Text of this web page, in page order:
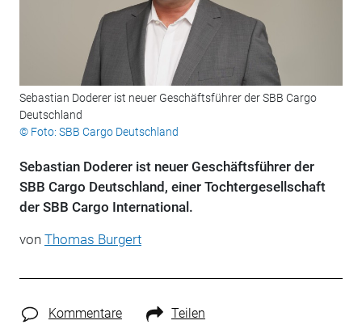
Sebastian Doderer ist neuer Geschäftsführer der SBB Cargo
Deutschland
© Foto: SBB Cargo Deutschland
Sebastian Doderer ist neuer Geschäftsführer der
SBB Cargo Deutschland, einer Tochtergesellschaft
der SBB Cargo International.
von Thomas Burgert
Kommentare Teilen